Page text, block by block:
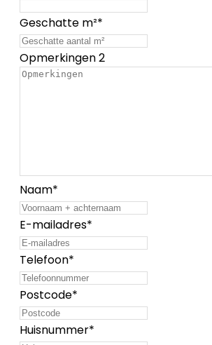
Geschatte m²*
Opmerkingen 2
Naam*
E-mailadres*
Telefoon*
Postcode*
Huisnummer*